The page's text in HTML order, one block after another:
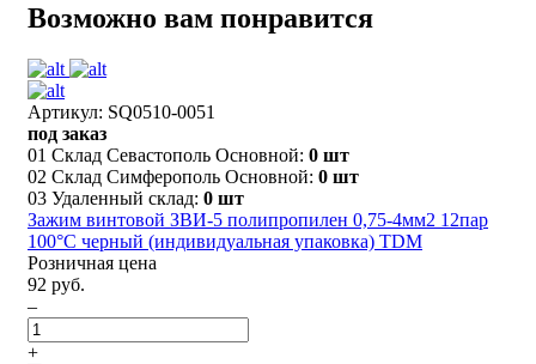
Возможно вам понравится
Артикул: SQ0510-0051
под заказ
01 Склад Севастополь Основной: 0 шт
02 Склад Симферополь Основной: 0 шт
03 Удаленный склад: 0 шт
Зажим винтовой ЗВИ-5 полипропилен 0,75-4мм2 12пар
100°С черный (индивидуальная упаковка) TDM
Розничная цена
92 руб.
–
+